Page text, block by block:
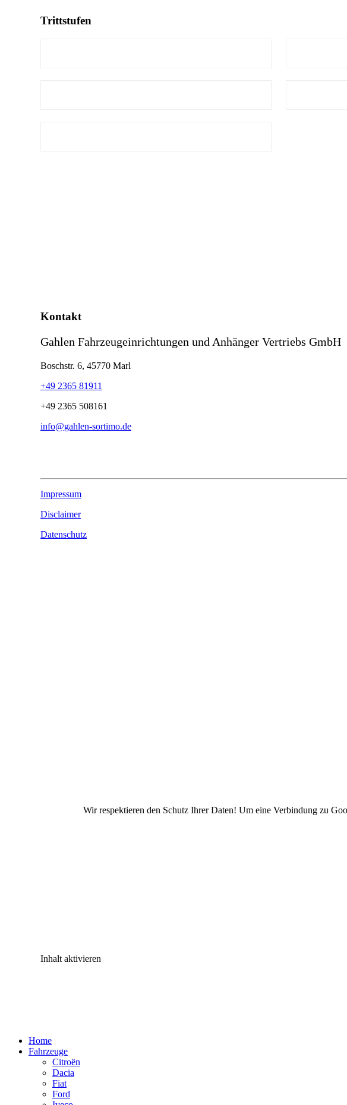
Trittstufen
Kontakt
Gahlen Fahrzeugeinrichtungen und Anhänger Vertriebs GmbH
Boschstr. 6, 45770 Marl
+49 2365 81911
+49 2365 508161
info@gahlen-sortimo.de
Impressum
Disclaimer
Datenschutz
Wir respektieren den Schutz Ihrer Daten! Um eine Verbindung zu
Inhalt aktivieren
Home
Fahrzeuge
Citroën
Dacia
Fiat
Ford